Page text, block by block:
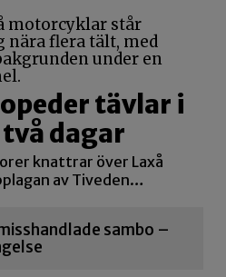
tävlar i
dagar
knattrar över Laxå
av Tiveden…
sambo –